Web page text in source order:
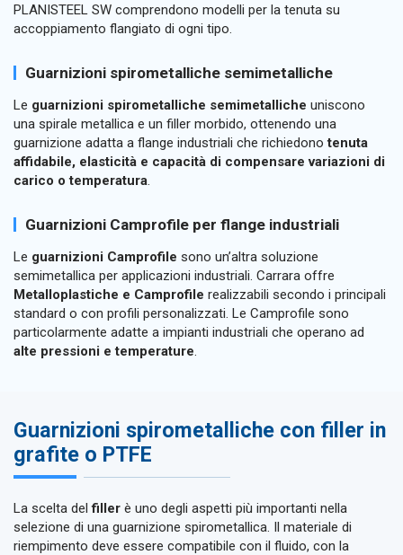
PLANISTEEL SW comprendono modelli per la tenuta su
accoppiamento flangiato di ogni tipo.
Guarnizioni spirometalliche semimetalliche
Le guarnizioni spirometalliche semimetalliche uniscono
una spirale metallica e un filler morbido, ottenendo una
guarnizione adatta a flange industriali che richiedonotenuta
affidabile, elasticità e capacità di compensare variazioni di
carico o temperatura.
Guarnizioni Camprofile per flange industriali
Le guarnizioni Camprofile sono un’altra soluzione
semimetallica per applicazioni industriali. Carrara offre
Metalloplastiche e Camprofile realizzabili secondo i principali
standard o con profili personalizzati. Le Camprofile sono
particolarmente adatte a impianti industriali che operano ad
alte pressioni e temperature.
Guarnizioni spirometalliche con filler in
grafite o PTFE
La scelta delfiller è uno degli aspetti più importanti nella
selezione di una guarnizione spirometallica. Il materiale di
riempimento deve essere compatibile con il fluido, con la